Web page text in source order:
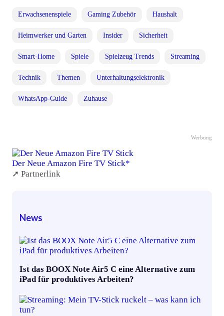
Erwachsenenspiele Gaming Zubehör Haushalt
Heimwerker und Garten Insider Sicherheit
Smart-Home Spiele Spielzeug Trends Streaming
Technik Themen Unterhaltungselektronik
WhatsApp-Guide Zuhause
Werbung
Der Neue Amazon Fire TV Stick*
➚ Partnerlink
News
Ist das BOOX Note Air5 C eine Alternative zum
iPad für produktives Arbeiten?